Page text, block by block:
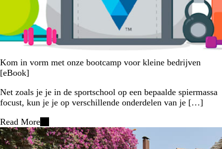
Kom in vorm met onze bootcamp voor kleine bedrijven
[eBook]
Net zoals je je in de sportschool op een bepaalde spiermassa
focust, kun je je op verschillende onderdelen van je […]
Read More